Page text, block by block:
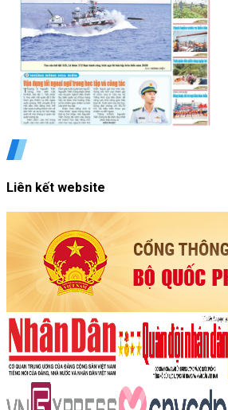
Liên kết website